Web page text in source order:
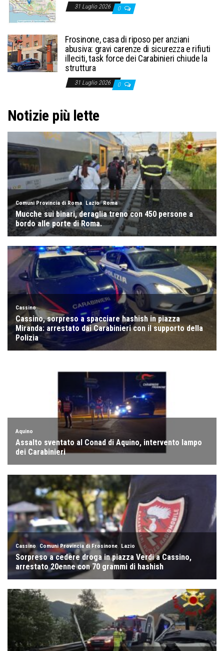
31 Luglio 2026 0
Frosinone, casa di riposo per anziani
abusiva: gravi carenze di sicurezza e rifiuti
illeciti, task force dei Carabinieri chiude la
struttura
31 Luglio 2026 0
Notizie più lette